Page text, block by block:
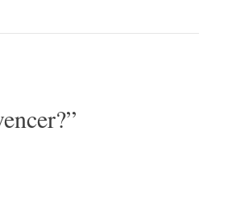
”